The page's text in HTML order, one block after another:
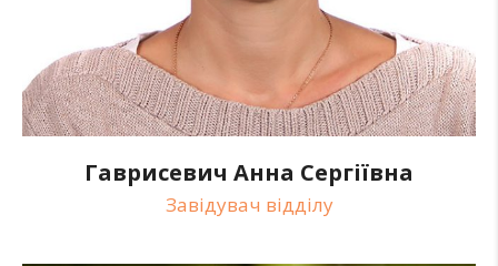
Гаврисевич Анна Сергіївна
Завідувач відділу